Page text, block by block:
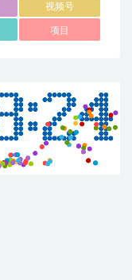
视频号
项目